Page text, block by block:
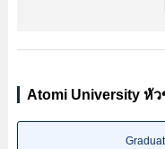
Atomi University หัว